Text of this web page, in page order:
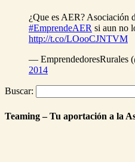
¿Que es AER? Asociación
#EmprendeAER si aun no
http://t.co/LOooCJNTVM
— EmprendedoresRurales
2014
Buscar:
Teaming – Tu aportación a la